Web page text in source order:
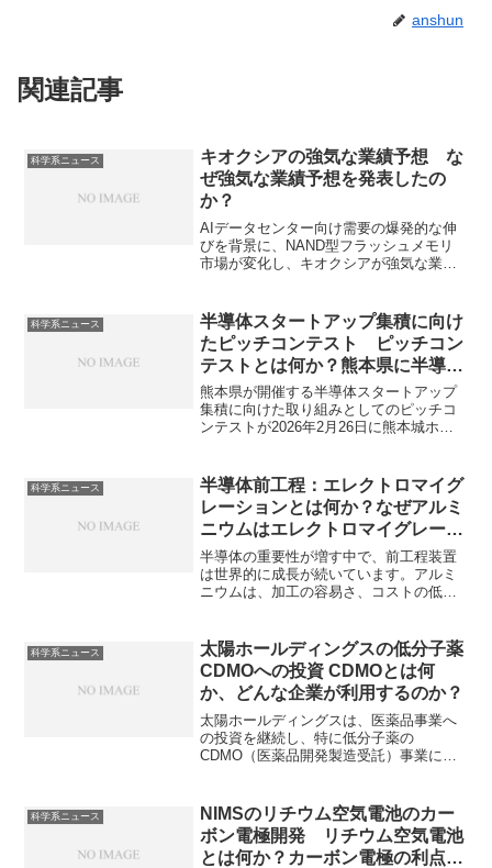
anshun
関連記事
科学系ニュース
キオクシアの強気な業績予想 な
ぜ強気な業績予想を発表したの
か？
AIデータセンター向け需要の爆発的な伸
びを背景に、NAND型フラッシュメモリ
市場が変化し、キオクシアが強気な業績
はなにかを知ることができます。
科学系ニュース
半導体スタートアップ集積に向け
たピッチコンテスト ピッチコン
テストとは何か？熊本県に半導体
企業が集まる理由は何か？
熊本県が開催する半導体スタートアップ
集積に向けた取り組みとしてのピッチコ
ンテストが2026年2月26日に熊本城ホー
連企業が集まるのかを知ることができま
す。
科学系ニュース
半導体前工程：エレクトロマイグ
レーションとは何か？なぜアルミ
ニウムはエレクトロマイグレーシ
ョン耐性が低いのか？アルミニウ
ム配線の問題点 なぜ電気抵抗が
銅よりも高いのか？配線が微細化
は？
半導体の重要性が増す中で、前工程装置
は世界的に成長が続いています。アルミ
ニウムは、加工の容易さ、コストの低さ
た。しかし、半導体の性能の向上ととも
に、電気抵抗や熱電動性の低さが問題と
なっています。なぜこれらの問題点があ
るのかなどを知ることができます。
科学系ニュース
太陽ホールディングスの低分子薬
CDMOへの投資 CDMOとは何
か、どんな企業が利用するのか？
太陽ホールディングスは、医薬品事業へ
の投資を継続し、特に低分子薬の
CDMO（医薬品開発製造受託）事業に向
造業務を製薬企業から受託する専門企業
のことです。CDMOの利点や低分子薬と
は何かを知ることができます。
科学系ニュース
NIMSのリチウム空気電池のカー
ボン電極開発 リチウム空気電池
とは何か？カーボン電極の利点と